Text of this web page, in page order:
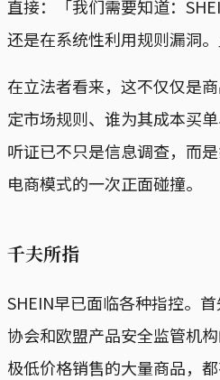
直接：「我们需要知道：
还是在系统性利用规则漏洞。
在立法者看来，这不仅仅是
定市场规则、谁为其成本买
听证已不只是信息调查，而
电商模式的一次正面碰撞。
千夫所指
SHEIN早已面临各种指控。
协会和欧盟产品安全监管机
极低价格销售的大量商品，